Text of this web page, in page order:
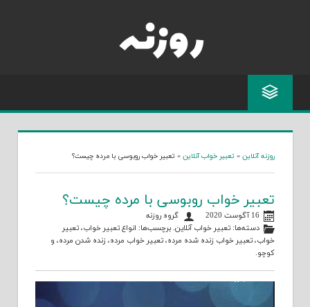
روزنه آنلاین » تعبیر خواب آنلاین » تعبیر خواب روبوسی با مرده چیست؟
تعبیر خواب روبوسی با مرده چیست؟
16 آگوست 2020
گروه روزنه
دسته‌ها:تعبیر خواب آنلاین. برچسب‌ها: انواع تعبیر خواب،تعبیر
خواب، تعبیر خواب زنده شده مرده، تعبیر خواب مرده، زنده شدن مرده، و
کوچو.